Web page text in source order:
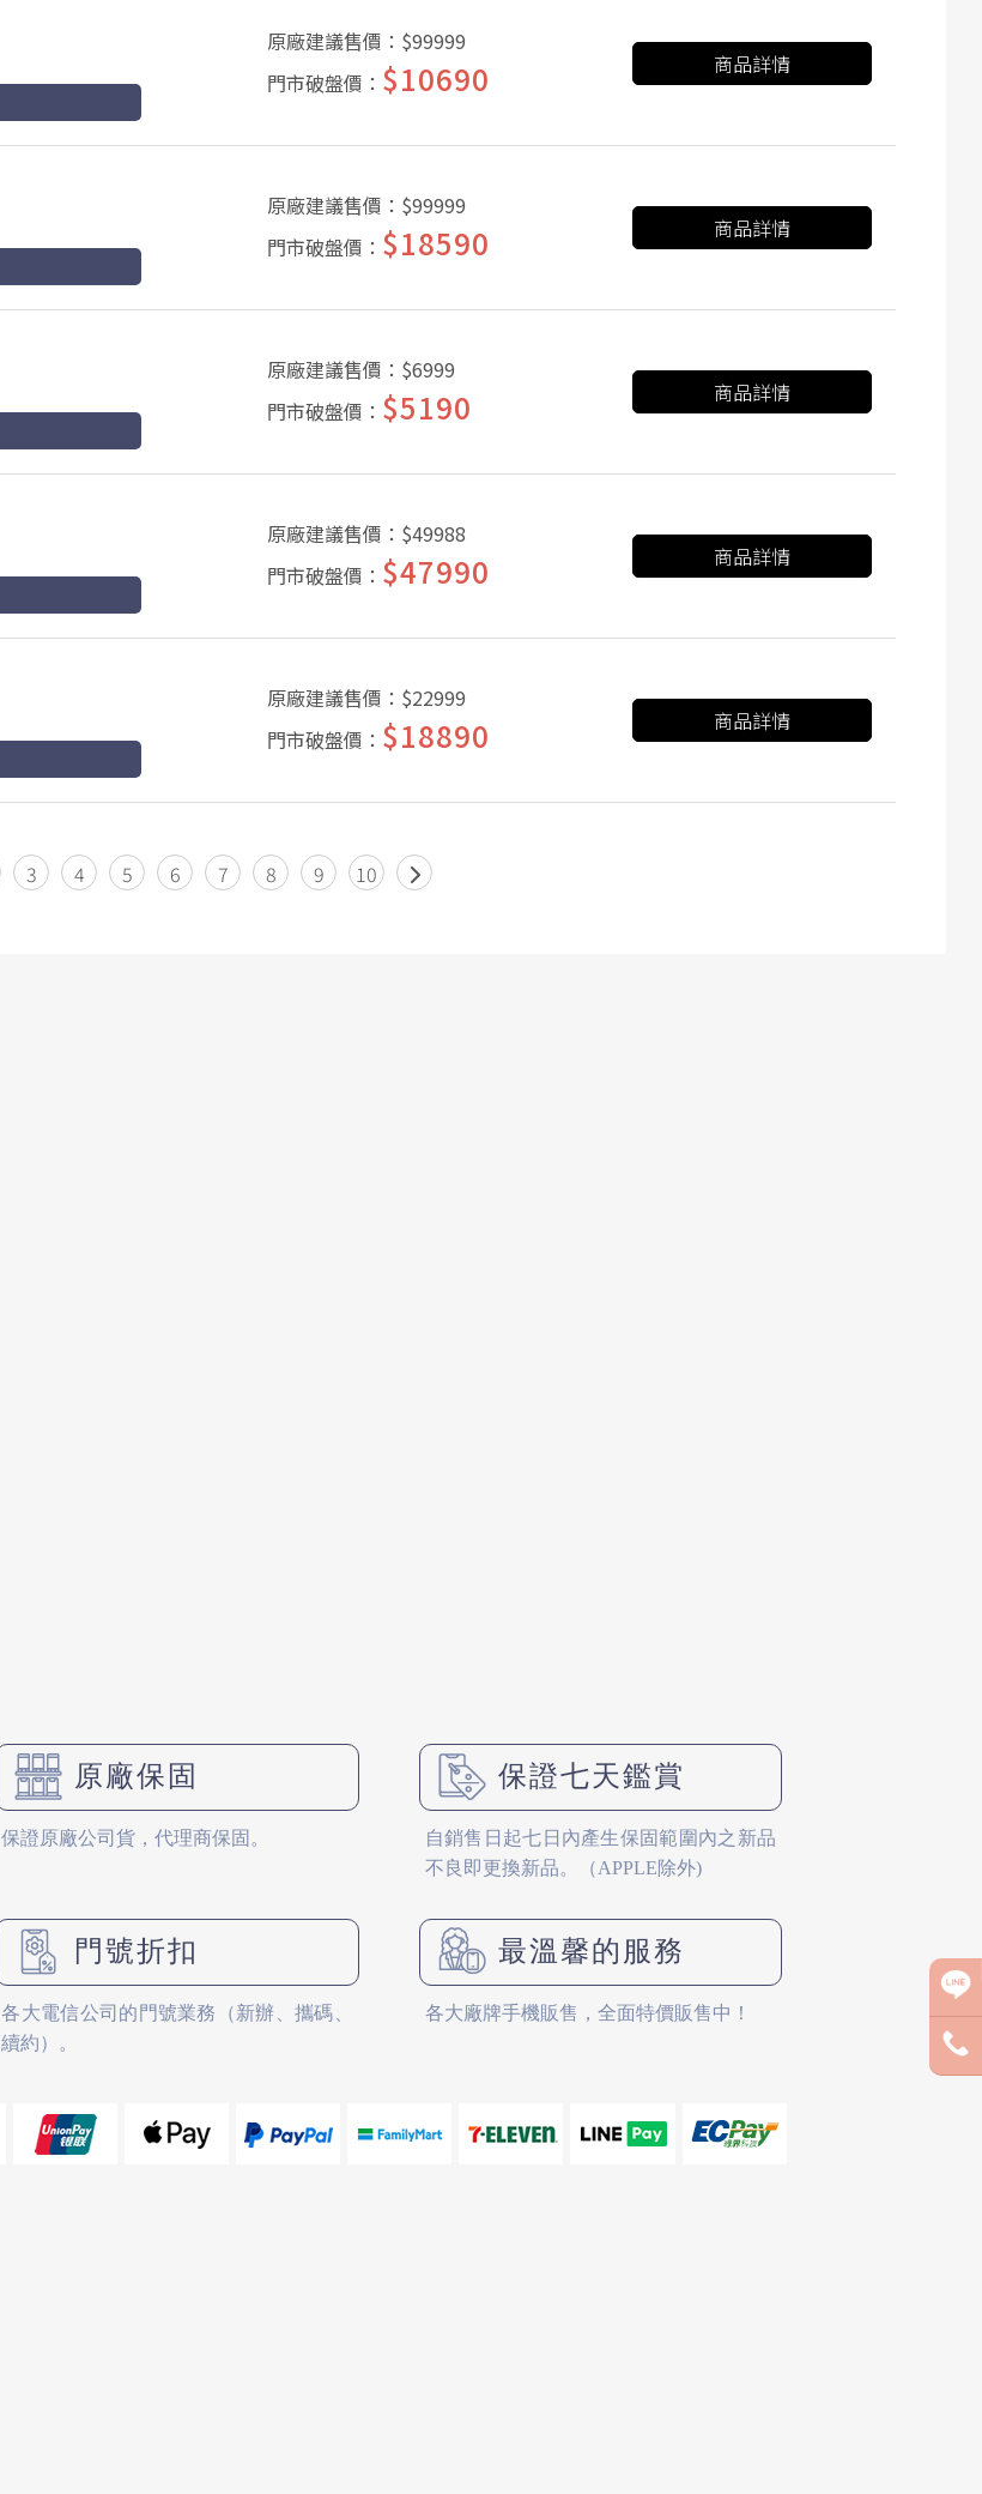
原廠建議售價： $99999
門市破盤價： $10690 商品詳情
原廠建議售價： $99999
門市破盤價： $18590 商品詳情
原廠建議售價： $6999
門市破盤價： $5190 商品詳情
原廠建議售價： $49988
門市破盤價： $47990 商品詳情
原廠建議售價： $22999
門市破盤價： $18890 商品詳情
3 4 5 6 7 8 9 10
原廠保固
保證原廠公司貨，代理商保固。
保證七天鑑賞
自銷售日起七日內產生保固範圍內之新品
不良即更換新品。（APPLE除外)
門號折扣
各大電信公司的門號業務（新辦、攜碼、
續約）。
最溫馨的服務
各大廠牌手機販售，全面特價販售中！